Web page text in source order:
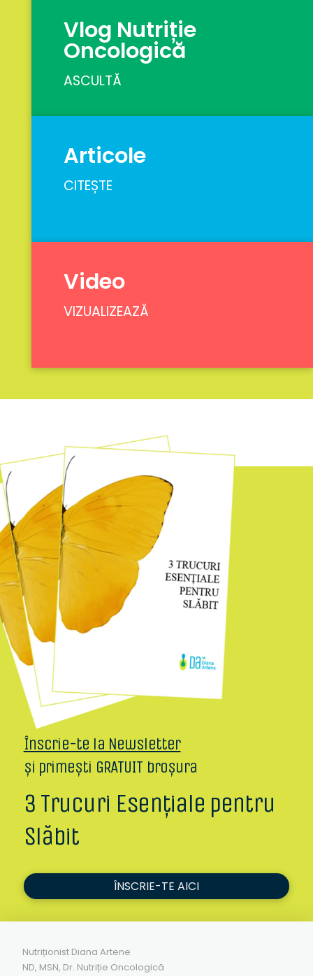
Vlog Nutriție
Oncologică
ASCULTĂ
Articole
CITEȘTE
Video
VIZUALIZEAZĂ
Înscrie-te la Newsletter
și primești GRATUIT broșura
3 Trucuri Esențiale pentru
Slăbit
ÎNSCRIE-TE AICI
Nutriționist Diana Artene
ND, MSN, Dr. Nutriție Oncologică